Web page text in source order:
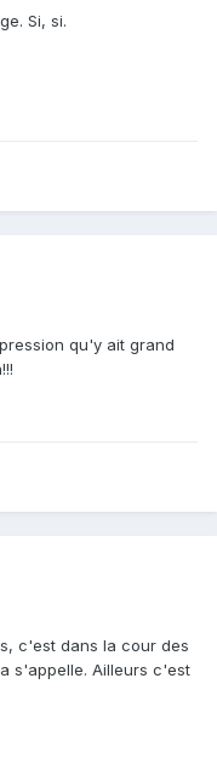
Si, si.
qu'y ait grand
c'est dans la cour des
s'appelle. Ailleurs c'est